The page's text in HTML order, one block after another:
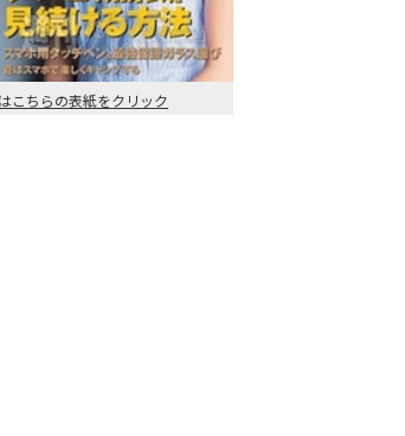
こちらの表紙をクリック